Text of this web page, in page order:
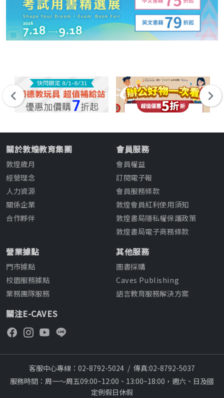
關於敦煌教育集團
敦煌歲月
經營理念
人力資源
關係企業
合作夥伴
會員服務
會員權益
訂閱電子報
會員服務條款
敦煌會員紅利使用須知
敦煌書局隱私權保護政策
敦煌書局電子商務條款
營業據點
門市據點
校園服務據點
業務團隊服務
其他服務
圖書採購
Caves Publishing
語言教育服務解決方案
關注E-CAVES
客服中心專線：02-8792-5024 / 傳真:02-8792-5037
服務時間：周一～周五09:00~12:00、13:00~18:00，週六、日及國
定例假日休假